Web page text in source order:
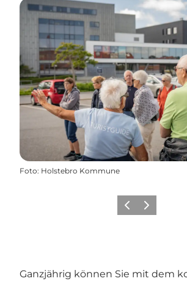
Foto: Holstebro Kommune
ZurückWeiter
Ganzjährig können Sie mit dem